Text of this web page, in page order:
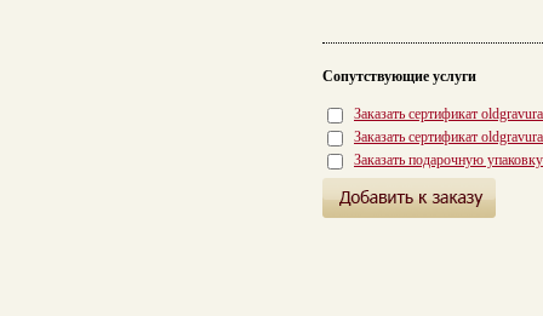
Сопутствующие услуги
Заказать сертификат
Заказать сертификат
Заказать подарочную